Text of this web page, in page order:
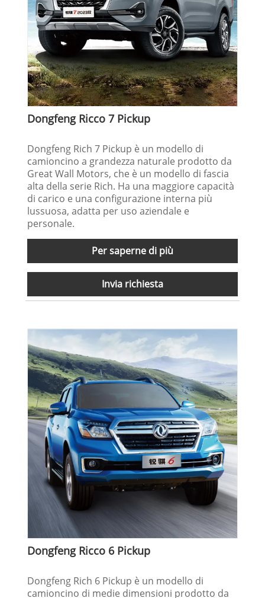
Dongfeng Ricco 7 Pickup
Dongfeng Rich 7 Pickup è un modello di
camioncino a grandezza naturale prodotto da
Great Wall Motors, che è un modello di fascia
alta della serie Rich. Ha una maggiore capacità
di carico e una configurazione interna più
lussuosa, adatta per uso aziendale e
personale.
Per saperne di più
Invia richiesta
Dongfeng Ricco 6 Pickup
Dongfeng Rich 6 Pickup è un modello di
camioncino di medie dimensioni prodotto da